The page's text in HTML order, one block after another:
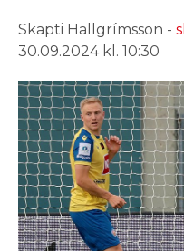
Skapti Hallgrímsson -
30.09.2024 kl. 10:30